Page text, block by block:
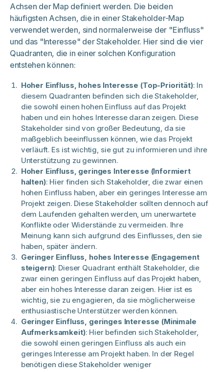
Achsen der Map definiert werden. Die beiden
häufigsten Achsen, die in einer Stakeholder-Map
verwendet werden, sind normalerweise der "Einfluss"
und das "Interesse" der Stakeholder. Hier sind die vier
Quadranten, die in einer solchen Konfiguration
entstehen können:
Hoher Einfluss, hohes Interesse (Top-Priorität): In
diesem Quadranten befinden sich die Stakeholder,
die sowohl einen hohen Einfluss auf das Projekt
haben und ein hohes Interesse daran zeigen. Diese
Stakeholder sind von großer Bedeutung, da sie
maßgeblich beeinflussen können, wie das Projekt
verläuft. Es ist wichtig, sie gut zu informieren und ihre
Unterstützung zu gewinnen.
Hoher Einfluss, geringes Interesse (Informiert
halten): Hier finden sich Stakeholder, die zwar einen
hohen Einfluss haben, aber ein geringes Interesse am
Projekt zeigen. Diese Stakeholder sollten dennoch auf
dem Laufenden gehalten werden, um unerwartete
Konflikte oder Widerstände zu vermeiden. Ihre
Meinung kann sich aufgrund des Einflusses, den sie
haben, später ändern.
Geringer Einfluss, hohes Interesse (Engagement
steigern): Dieser Quadrant enthält Stakeholder, die
zwar einen geringen Einfluss auf das Projekt haben,
aber ein hohes Interesse daran zeigen. Hier ist es
wichtig, sie zu engagieren, da sie möglicherweise
enthusiastische Unterstützer werden können.
Geringer Einfluss, geringes Interesse (Minimale
Aufmerksamkeit): Hier befinden sich Stakeholder,
die sowohl einen geringen Einfluss als auch ein
geringes Interesse am Projekt haben. In der Regel
benötigen diese Stakeholder weniger